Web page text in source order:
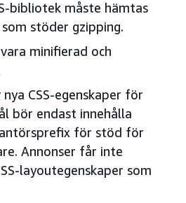
bibliotek måste hämtas
stöder gzipping.
minifierad och
CSS-egenskaper för
bör endast innehålla
för stöd för
Annonser får inte
layoutegenskaper som